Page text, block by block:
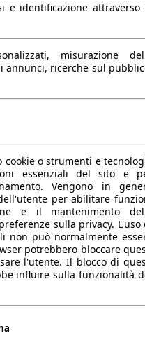
e identificazione attraverso
misurazione
annunci, ricerche sul
o strumenti e
essenziali del sito e
Vengono in
per abilitare
e il mantenimento
sulla privacy. L'uso
non può normalmente
potrebbero bloccare
l'utente. Il blocco di
influire sulla funzionalità